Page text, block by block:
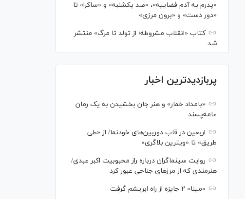
«پدرم یه آدم فضاییه»، «صد یکشنبه» و «ساکرا» تا
«دور دست» و «برون مرزی»
کتاب «انقلاب مشروطه؛ از تولد تا مرگ» منتشر
شد
پربازدیدترین اخبار
«بامداد خمار» و هنر جان بخشیدن به یک رمان
عامه‌پسند
اربعین در قاب دوربین‌های خودنما/ از «طی
طریق» تا «ویترین بلاگری»
روایت سینماگران درباره راز محبوبیت اکبر عبدی/
هنرمندی که از مرزهای جناحی عبور کرد
«مینا» ۲ جایزه از راه ابریشم گرفت